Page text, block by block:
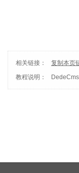
相关链接： 复制本页
教程说明：